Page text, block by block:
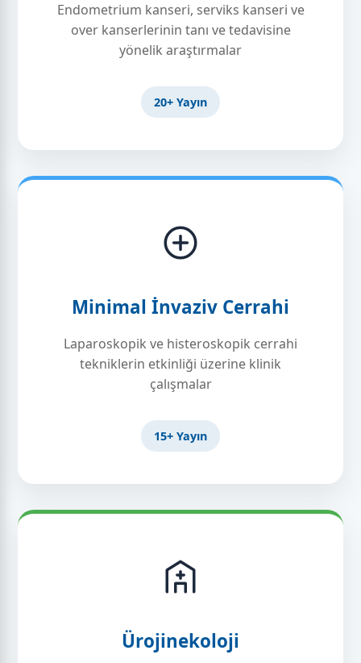
Endometrium kanseri, serviks kanseri ve
over kanserlerinin tanı ve tedavisine
yönelik araştırmalar
20+ Yayın
Minimal İnvaziv Cerrahi
Laparoskopik ve histeroskopik cerrahi
tekniklerin etkinliği üzerine klinik
çalışmalar
15+ Yayın
Ürojinekoloji